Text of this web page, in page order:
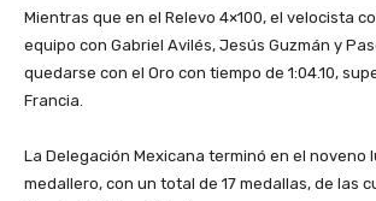
Mientras que en el Relevo 4×100, el velocista
equipo con Gabriel Avilés, Jesús Guzmán y
quedarse con el Oro con tiempo de 1:04.10,
Francia.
La Delegación Mexicana terminó en el noveno
medallero, con un total de 17 medallas, de las